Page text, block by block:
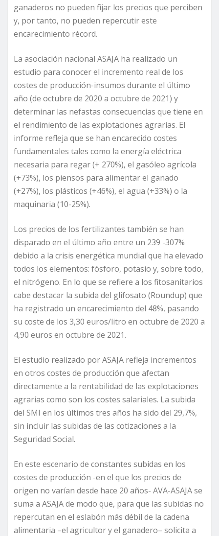
ganaderos no pueden fijar los precios que perciben
y, por tanto, no pueden repercutir este
encarecimiento récord.
La asociación nacional ASAJA ha realizado un
estudio para conocer el incremento real de los
costes de producción-insumos durante el último
año (de octubre de 2020 a octubre de 2021) y
determinar las nefastas consecuencias que tiene en
el rendimiento de las explotaciones agrarias. El
informe refleja que se han encarecido costes
fundamentales tales como la energía eléctrica
necesaria para regar (+ 270%), el gasóleo agrícola
(+73%), los piensos para alimentar el ganado
(+27%), los plásticos (+46%), el agua (+33%) o la
maquinaria (10-25%).
Los precios de los fertilizantes también se han
disparado en el último año entre un 239 -307%
debido a la crisis energética mundial que ha elevado
todos los elementos: fósforo, potasio y, sobre todo,
el nitrógeno. En lo que se refiere a los fitosanitarios
cabe destacar la subida del glifosato (Roundup) que
ha registrado un encarecimiento del 48%, pasando
su coste de los 3,30 euros/litro en octubre de 2020 a
4,90 euros en octubre de 2021.
El estudio realizado por ASAJA refleja incrementos
en otros costes de producción que afectan
directamente a la rentabilidad de las explotaciones
agrarias como son los costes salariales. La subida
del SMI en los últimos tres años ha sido del 29,7%,
sin incluir las subidas de las cotizaciones a la
Seguridad Social.
En este escenario de constantes subidas en los
costes de producción -en el que los precios de
origen no varían desde hace 20 años- AVA-ASAJA se
suma a ASAJA de modo que, para que las subidas no
repercutan en el eslabón más débil de la cadena
alimentaria –el agricultor y el ganadero– solicita a